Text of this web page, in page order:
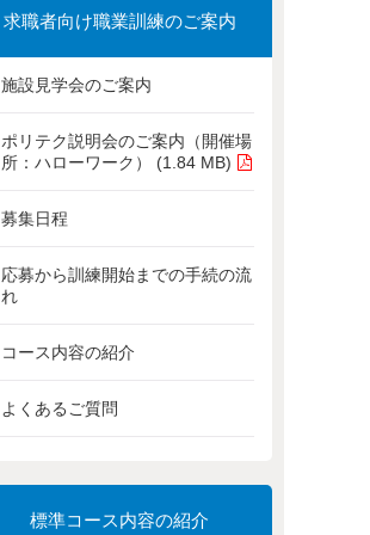
求職者向け職業訓練のご案内
施設見学会のご案内
ポリテク説明会のご案内（開催場
所：ハローワーク） (1.84 MB)
募集日程
応募から訓練開始までの手続の流
れ
コース内容の紹介
よくあるご質問
標準コース内容の紹介